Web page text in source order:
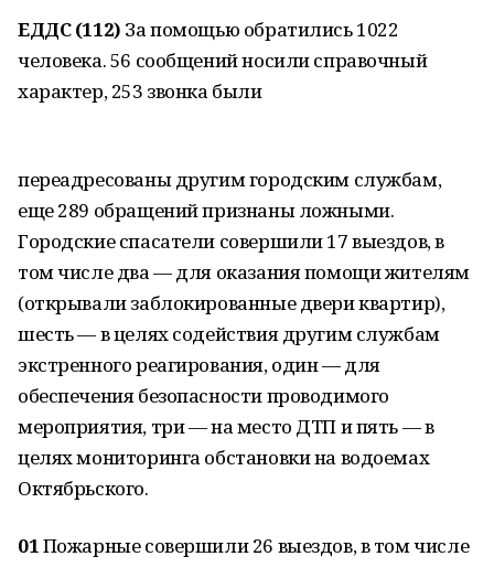
ЕДДС (112) За помощью обратились 1022
человека. 56 сообщений носили справочный
характер, 253 звонка были
переадресованы другим городским службам,
еще 289 обращений признаны ложными.
Городские спасатели совершили 17 выездов, в
том числе два — для оказания помощи жителям
(открывали заблокированные двери квартир),
шесть — в целях содействия другим службам
экстренного реагирования, один — для
обеспечения безопасности проводимого
мероприятия, три — на место ДТП и пять — в
целях мониторинга обстановки на водоемах
Октябрьского.
01Пожарные совершили 26 выездов, в том числе